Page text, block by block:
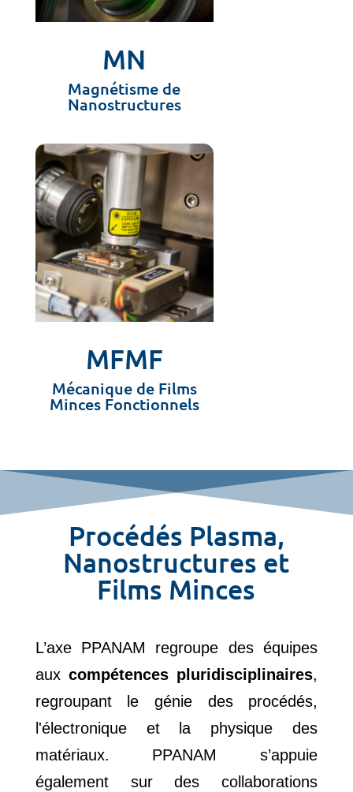
MN
Magnétisme de
Nanostructures
MFMF
Mécanique de Films
Minces Fonctionnels
Procédés Plasma,
Nanostructures et
Films Minces
L’axe PPANAM regroupe des équipes
aux compétences pluridisciplinaires,
regroupant le génie des procédés,
l'électronique et la physique des
matériaux. PPANAM s’appuie
également sur des collaborations